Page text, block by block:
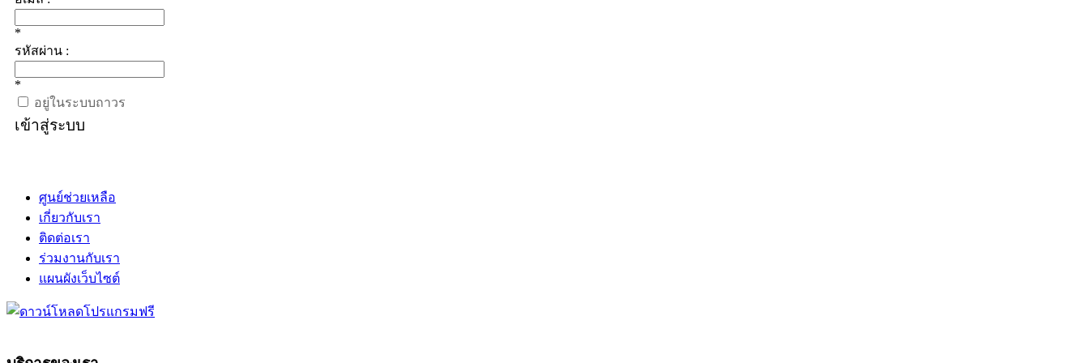
*
รหัสผ่าน :
*
อยู่ในระบบถาวร
เข้าสู่ระบบ
ศูนย์ช่วยเหลือ
เกี่ยวกับเรา
ติดต่อเรา
ร่วมงานกับเรา
แผนผังเว็บไซต์